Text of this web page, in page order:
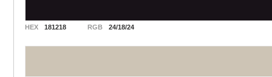
HEX 181218 RGB 24/18/24